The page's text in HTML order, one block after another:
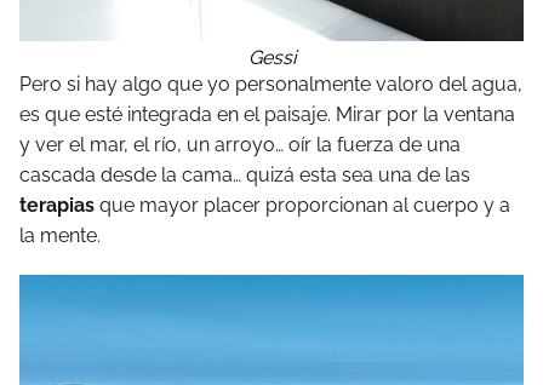
Gessi
Pero si hay algo que yo personalmente valoro del agua,
es que esté integrada en el paisaje. Mirar por la ventana
y ver el mar, el río, un arroyo… oír la fuerza de una
cascada desde la cama… quizá esta sea una de las
terapias que mayor placer proporcionan al cuerpo y a
la mente.